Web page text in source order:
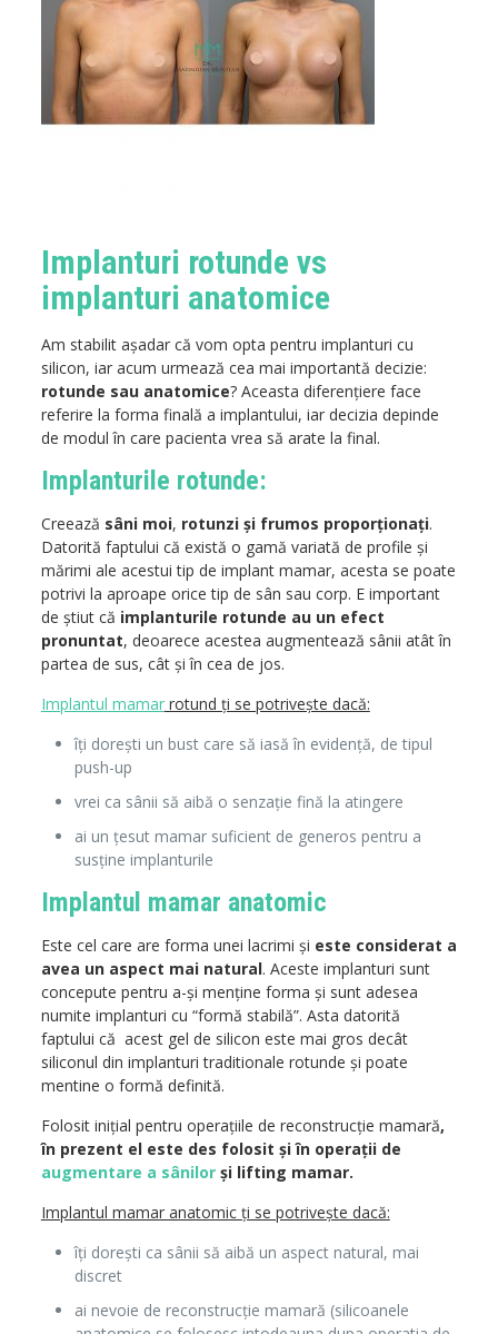
Implanturi rotunde vs
implanturi anatomice
Am stabilit așadar că vom opta pentru implanturi cu
silicon, iar acum urmează cea mai importantă decizie:
rotunde sau anatomice? Aceasta diferențiere face
referire la forma finală a implantului, iar decizia depinde
de modul în care pacienta vrea să arate la final.
Implanturile rotunde:
Creează sâni moi, rotunzi și frumos proporționați.
Datorită faptului că există o gamă variată de profile și
mărimi ale acestui tip de implant mamar, acesta se poate
potrivi la aproape orice tip de sân sau corp. E important
de știut că implanturile rotunde au un efect
pronuntat, deoarece acestea augmentează sânii atât în
partea de sus, cât și în cea de jos.
Implantul mamarrotund ți se potrivește dacă:
îți dorești un bust care să iasă în evidență, de tipul
push-up
vrei ca sânii să aibă o senzație fină la atingere
ai un țesut mamar suficient de generos pentru a
susține implanturile
Implantul mamar anatomic
Este cel care are forma unei lacrimi și este considerat a
avea un aspect mai natural. Aceste implanturi sunt
concepute pentru a-și menține forma și sunt adesea
numite implanturi cu “formă stabilă”. Asta datorită
faptului că acest gel de silicon este mai gros decât
siliconul din implanturi traditionale rotunde și poate
mentine o formă definită.
Folosit inițial pentru operațiile de reconstrucție mamară,
în prezent el este des folosit și în operații de
augmentare a sânilorși lifting mamar.
Implantul mamar anatomic ți se potrivește dacă:
îți dorești ca sânii să aibă un aspect natural, mai
discret
ai nevoie de reconstrucție mamară (silicoanele